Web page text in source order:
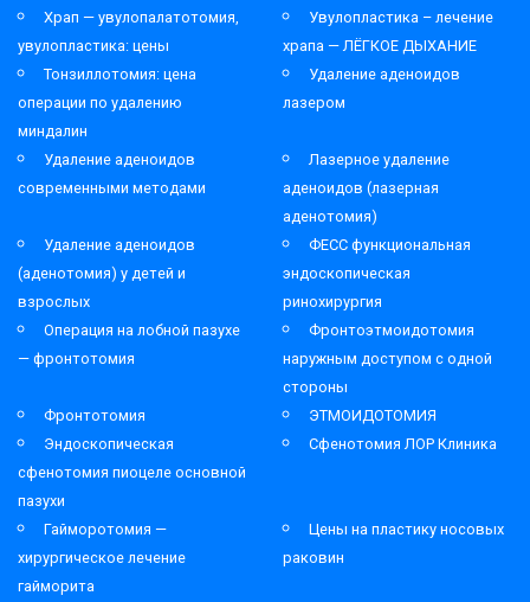
Храп — увулопалатотомия,
увулопластика: цены
Увулопластика – лечение
храпа — ЛЁГКОЕ ДЫХАНИЕ
Тонзиллотомия: цена
операции по удалению
миндалин
Удаление аденоидов
лазером
Удаление аденоидов
современными методами
Лазерное удаление
аденоидов (лазерная
аденотомия)
Удаление аденоидов
(аденотомия) у детей и
взрослых
ФЕСС функциональная
эндоскопическая
ринохирургия
Операция на лобной пазухе
— фронтотомия
Фронтоэтмоидотомия
наружным доступом с одной
стороны
Фронтотомия
ЭТМОИДОТОМИЯ
Эндоскопическая
сфенотомия пиоцеле основной
пазухи
Сфенотомия ЛОР Клиника
Гайморотомия —
хирургическое лечение
гайморита
Цены на пластику носовых
раковин